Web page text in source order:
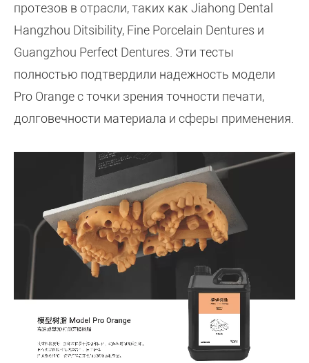
протезов в отрасли, таких как Jiahong Dental
Hangzhou Ditsibility, Fine Porcelain Dentures и
Guangzhou Perfect Dentures. Эти тесты
полностью подтвердили надежность модели
Pro Orange с точки зрения точности печати,
долговечности материала и сферы применения.